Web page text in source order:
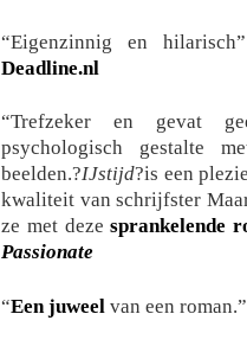
“Eigenzinnig en
Deadline.nl
“Trefzeker en gevat
psychologisch gestalte
beelden.?IJstijd?is een
kwaliteit van schrijfster
ze met dezesprankelende
Passionate
“Een juweel van een